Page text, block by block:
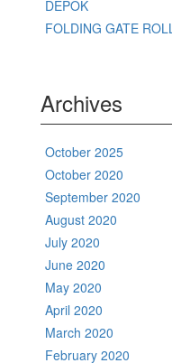
DEPOK
FOLDING GATE
Archives
October 2025
October 2020
September 2020
August 2020
July 2020
June 2020
May 2020
April 2020
March 2020
February 2020